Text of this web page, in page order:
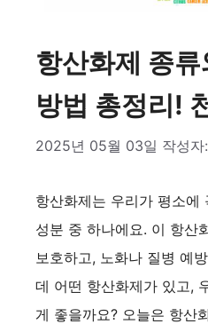
항산화제 종
방법 총정리!
2025년 05월 03일 작성자:
항산화제는 우리가 평소에
성분 중 하나에요. 이 항산
보호하고, 노화나 질병 예
데 어떤 항산화제가 있고,
게 좋을까요? 오늘은 항산